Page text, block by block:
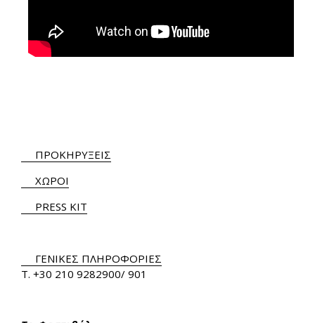
ΠΡΟΚΗΡΥΞΕΙΣ
ΧΩΡΟΙ
PRESS KIT
ΓΕΝΙΚΕΣ ΠΛΗΡΟΦΟΡΙΕΣ
Τ. +30 210 9282900/ 901